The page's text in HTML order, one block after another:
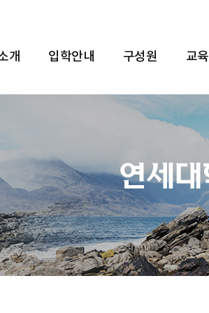
개 입학안내 구성원 교육